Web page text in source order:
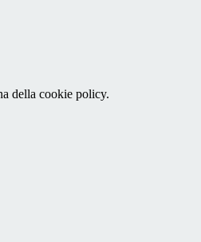
della cookie policy.